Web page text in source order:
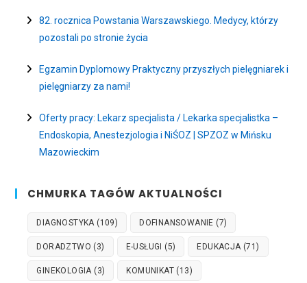
82. rocznica Powstania Warszawskiego. Medycy, którzy
pozostali po stronie życia
Egzamin Dyplomowy Praktyczny przyszłych pielęgniarek i
pielęgniarzy za nami!
Oferty pracy: Lekarz specjalista / Lekarka specjalistka –
Endoskopia, Anestezjologia i NiŚOZ | SPZOZ w Mińsku
Mazowieckim
CHMURKA TAGÓW AKTUALNOŚCI
DIAGNOSTYKA (109) DOFINANSOWANIE (7)
DORADZTWO (3) E-USŁUGI (5) EDUKACJA (71)
GINEKOLOGIA (3) KOMUNIKAT (13)